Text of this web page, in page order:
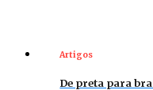
Artigos
De preta para